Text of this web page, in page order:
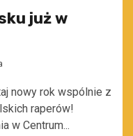
już w
nowy rok wspólnie z
raperów!
w Centrum...